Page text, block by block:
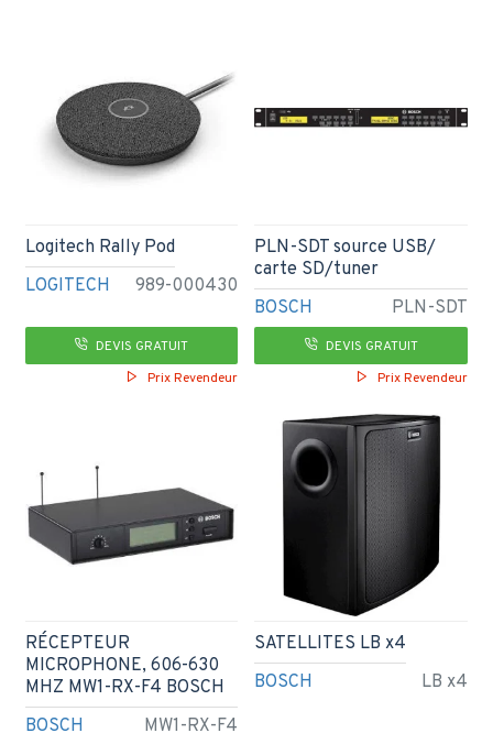
LOGITECH 989-000430
Logitech Rally Pod
DEVIS GRATUIT
Prix Revendeur
BOSCH PLN-SDT
PLN-SDT source USB/
carte SD/tuner
DEVIS GRATUIT
Prix Revendeur
BOSCH MW1-RX-F4
RÉCEPTEUR
MICROPHONE, 606-630
MHZ MW1-RX-F4 BOSCH
BOSCH LB x4
SATELLITES LB x4